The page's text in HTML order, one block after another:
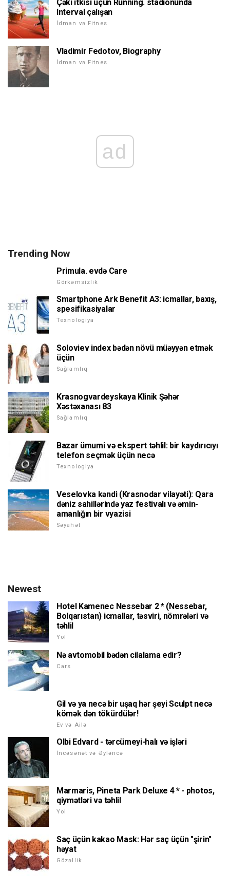
Çəki itkisi üçün Running. stadionunda
Interval çalışan
İdman və Fitnes
Vladimir Fedotov, Biography
İdman və Fitnes
ad
Trending Now
Primula. evdə Care
Görkəmsizlik
Smartphone Ark Benefit A3: icmallar, baxış,
spesifikasiyalar
Texnologiya
Soloviev index bədən növü müəyyən etmək
üçün
Sağlamlıq
Krasnogvardeyskaya Klinik Şəhər
Xəstəxanası 83
Sağlamlıq
Bazar ümumi və ekspert təhlil: bir kaydırıcıyı
telefon seçmək üçün necə
Texnologiya
Veselovka kəndi (Krasnodar vilayəti): Qara
dəniz sahillərində yaz festivalı və əmin-
amanlığın bir vyazisi
Səyahət
Newest
Hotel Kamenec Nessebar 2 * (Nessebar,
Bolqarıstan) icmallar, təsviri, nömrələri və
təhlil
Yol
Nə avtomobil bədən cilalama edir?
Cars
Gil və ya necə bir uşaq hər şeyi Sculpt necə
kömək dən tökürdülər!
Ev və Ailə
Olbi Edvard - tərcümeyi-halı və işləri
İncəsənət və Əyləncə
Marmaris, Pineta Park Deluxe 4 * - photos,
qiymətləri və təhlil
Yol
Saç üçün kakao Mask: Hər saç üçün "şirin"
həyat
Gözəllik